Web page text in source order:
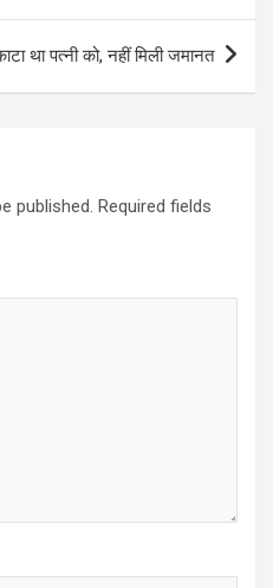
था पत्नी को, नहीं मिली जमानत
published. Required fields